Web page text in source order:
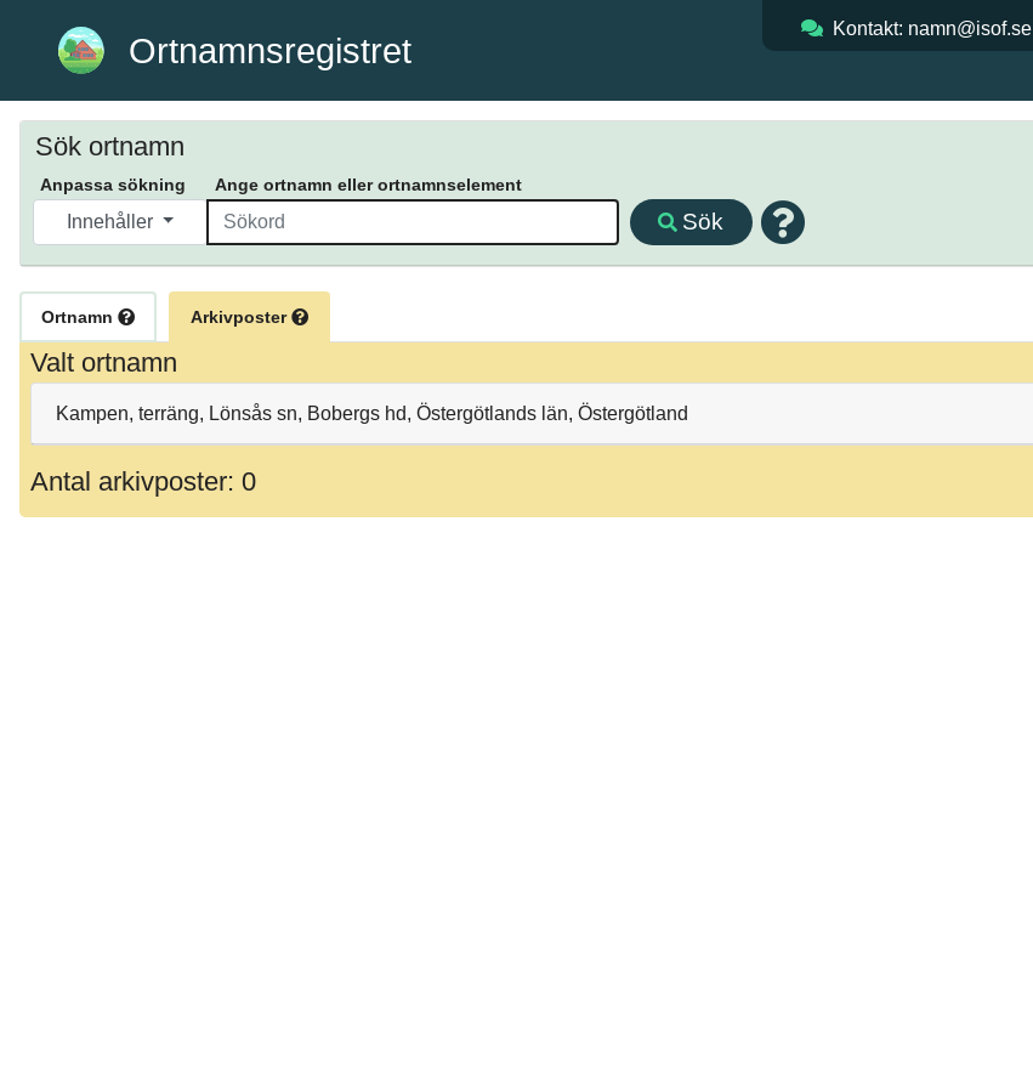
Ortnamnsregistret
Kontakt: namn@isof.se
Sök ortnamn
Anpassa sökning Ange ortnamn eller ortnamnselement
Innehåller Sök
Ortnamn Arkivposter
Valt ortnamn
Kampen, terräng, Lönsås sn, Bobergs hd, Östergötlands län, Östergötland
Antal arkivposter: 0